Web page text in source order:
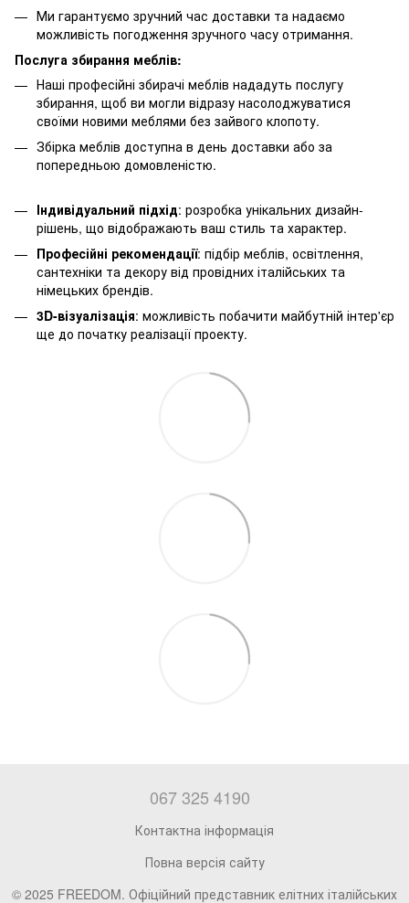
Ми гарантуємо зручний час доставки та надаємо
можливість погодження зручного часу отримання.
Послуга збирання меблів:
Наші професійні збирачі меблів нададуть послугу
збирання, щоб ви могли відразу насолоджуватися
своїми новими меблями без зайвого клопоту.
Збірка меблів доступна в день доставки або за
попередньою домовленістю.
Індивідуальний підхід: розробка унікальних дизайн-
рішень, що відображають ваш стиль та характер.
Професійні рекомендації: підбір меблів, освітлення,
сантехніки та декору від провідних італійських та
німецьких брендів.
3D-візуалізація: можливість побачити майбутній інтер'єр
ще до початку реалізації проекту.
067 325 4190
Контактна інформація
Повна версія сайту
© 2025 FREEDOM. Офіційний представник елітних італійських